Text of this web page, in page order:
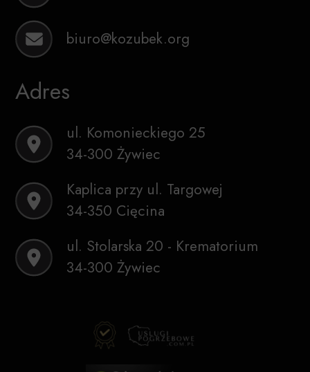
biuro@kozubek.org
Adres
ul. Komonieckiego 25
34-300 Żywiec
Kaplica przy ul. Targowej
34-350 Cięcina
ul. Stolarska 20 - Krematorium
34-300 Żywiec